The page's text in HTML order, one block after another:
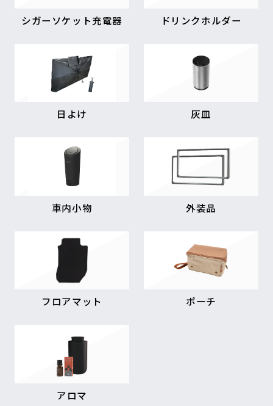
シガーソケット充電器 ドリンクホルダー
日よけ 灰皿
車内小物 外装品
フロアマット ポーチ
アロマ